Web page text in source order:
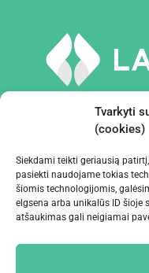
Tvarkyti
(cookies)
Siekdami teikti geriausią
pasiekti naudojame tokias
šiomis technologijomis,
elgsena arba unikalūs ID šioje
atšaukimas gali neigiamai
PRIEMONĖS IR ĮRANGA
ĮMONĖ